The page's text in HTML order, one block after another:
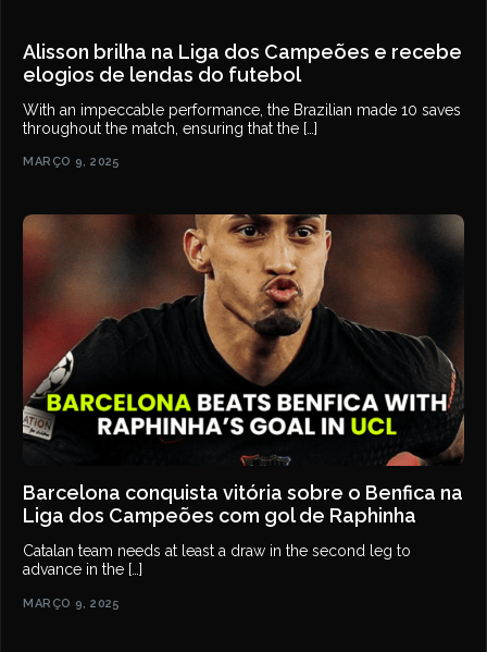
Alisson brilha na Liga dos Campeões e recebe
elogios de lendas do futebol
With an impeccable performance, the Brazilian made 10 saves
throughout the match, ensuring that the […]
MARÇO 9, 2025
Barcelona conquista vitória sobre o Benfica na
Liga dos Campeões com gol de Raphinha
Catalan team needs at least a draw in the second leg to
advance in the […]
MARÇO 9, 2025